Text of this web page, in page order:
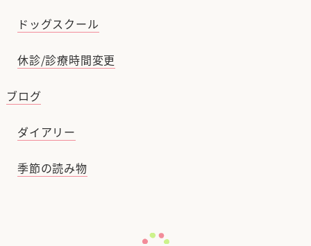
ドッグスクール
休診/診療時間変更
ブログ
ダイアリー
季節の読み物